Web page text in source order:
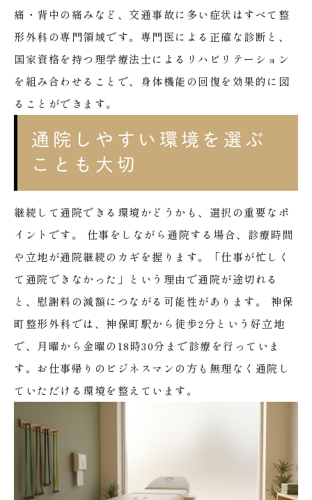
痛・背中の痛みなど、交通事故に多い症状はすべて整
形外科の専門領域です。専門医による正確な診断と、
国家資格を持つ理学療法士によるリハビリテーション
を組み合わせることで、身体機能の回復を効果的に図
ることができます。
通院しやすい環境を選ぶ
ことも大切
継続して通院できる環境かどうかも、選択の重要なポ
イントです。
仕事をしながら通院する場合、診療時間
や立地が通院継続のカギを握ります。「仕事が忙しく
て通院できなかった」という理由で通院が途切れる
と、慰謝料の減額につながる可能性があります。
神保
町整形外科では、神保町駅から徒歩2分という好立地
で、月曜から金曜の18時30分まで診療を行っていま
す。お仕事帰りのビジネスマンの方も無理なく通院し
ていただける環境を整えています。